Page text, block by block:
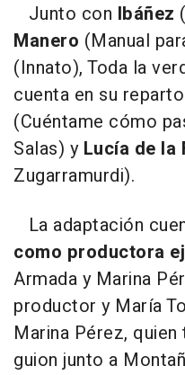
Junto con Ibáñez
Manero (Manual
(Innato), Toda la
cuenta en su
(Cuéntame cómo
Salas) y Lucía de la
Zugarramurdi).
La adaptación
como productora
Armada y Marina
productor y María
Marina Pérez,
guion junto a